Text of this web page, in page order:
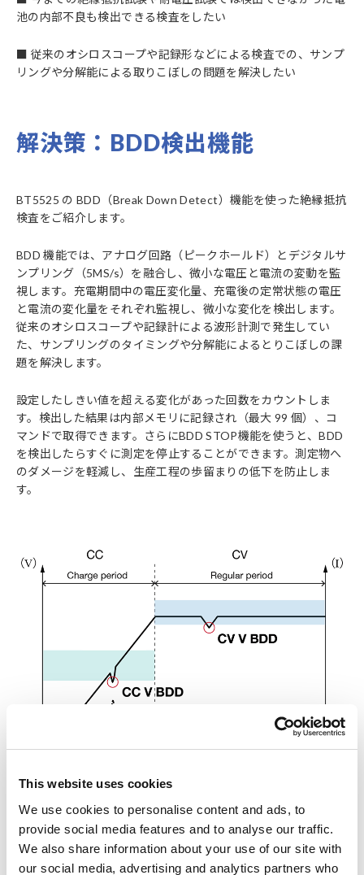
This website uses cookies
We use cookies to personalise content and ads, to
provide social media features and to analyse our traffic.
We also share information about your use of our site with
our social media, advertising and analytics partners who
池の内部不良も検出できる検査をしたい
■ 従来のオシロスコープや記録形などによる検査での、サンプ
リングや分解能による取りこぼしの問題を解決したい
解決策：BDD検出機能
BT5525 の BDD（Break Down Detect）機能を使った絶縁抵抗
検査をご紹介します。
BDD 機能では、アナログ回路（ピークホールド）とデジタルサ
ンプリング（5MS/s）を融合し、微小な電圧と電流の変動を監
視します。充電期間中の電圧変化量、充電後の定常状態の電圧
と電流の変化量をそれぞれ監視し、微小な変化を検出します。
従来のオシロスコープや記録計による波形計測で発生してい
た、サンプリングのタイミングや分解能によるとりこぼしの課
題を解決します。
設定したしきい値を超える変化があった回数をカウントしま
す。検出した結果は内部メモリに記録され（最大 99 個）、コ
マンドで取得できます。さらにBDD STOP機能を使うと、BDD
を検出したらすぐに測定を停止することができます。測定物へ
のダメージを軽減し、生産工程の歩留まりの低下を防止しま
す。
BDD検出イメージ